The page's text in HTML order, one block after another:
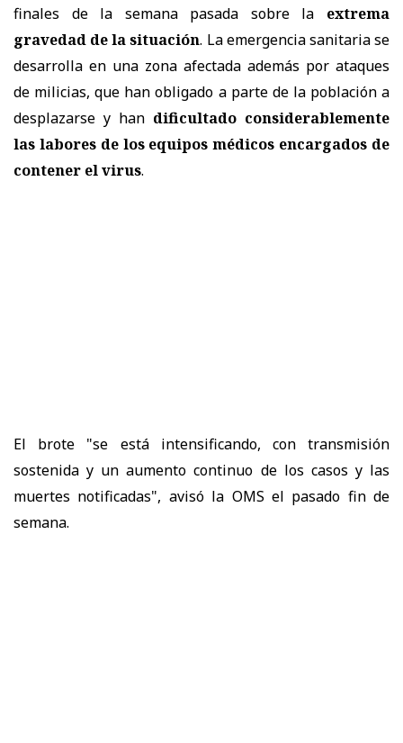
finales de la semana pasada sobre la extrema
gravedad de la situación. La emergencia sanitaria se
desarrolla en una zona afectada además por ataques
de milicias, que han obligado a parte de la población a
desplazarse y han dificultado considerablemente
las labores de los equipos médicos encargados de
contener el virus.
El brote "se está intensificando, con transmisión
sostenida y un aumento continuo de los casos y las
muertes notificadas", avisó la OMS el pasado fin de
semana.